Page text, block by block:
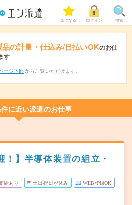
気になる! ログイン 検索
品の計量・仕込み/日払いOKのお仕
す
ージ下部 からご覧いただけます。
に近い派遣のお仕事
！】半導体装置の組立・
給あり 土日祝日が休み WEB登録OK